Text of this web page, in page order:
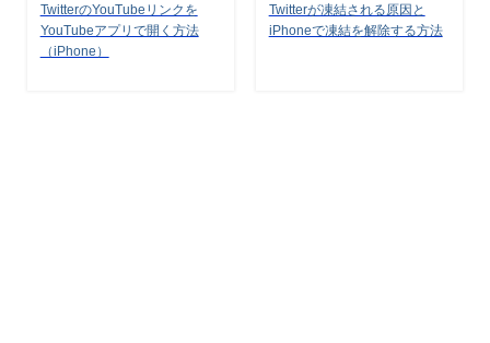
TwitterのYouTubeリンクを
YouTubeアプリで開く方法
（iPhone）
Twitterが凍結される原因と
iPhoneで凍結を解除する方法